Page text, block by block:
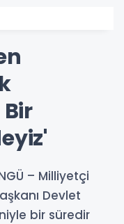
– Milliyetçi
Devlet
bir süredir